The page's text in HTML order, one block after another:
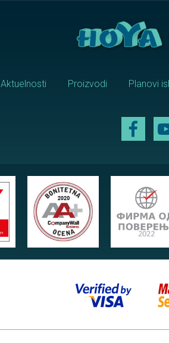
Aktuelnosti Proizvodi Planovi